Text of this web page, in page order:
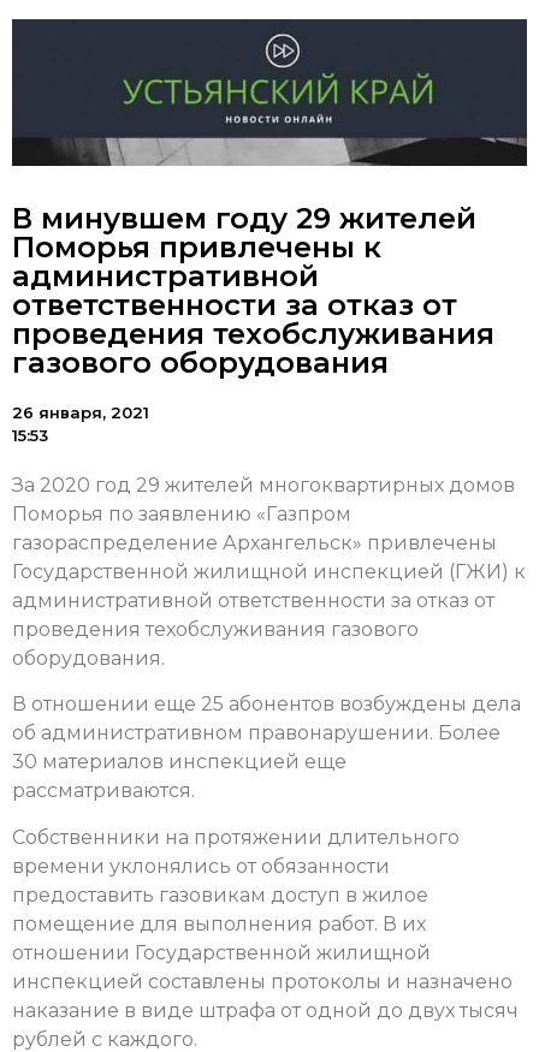
В минувшем году 29 жителей
Поморья привлечены к
административной
ответственности за отказ от
проведения техобслуживания
газового оборудования
26 января, 2021
15:53
За 2020 год 29 жителей многоквартирных домов
Поморья по заявлению «Газпром
газораспределение Архангельск» привлечены
Государственной жилищной инспекцией (ГЖИ) к
административной ответственности за отказ от
проведения техобслуживания газового
оборудования.
В отношении еще 25 абонентов возбуждены дела
об административном правонарушении. Более
30 материалов инспекцией еще
рассматриваются.
Собственники на протяжении длительного
времени уклонялись от обязанности
предоставить газовикам доступ в жилое
помещение для выполнения работ. В их
отношении Государственной жилищной
инспекцией составлены протоколы и назначено
наказание в виде штрафа от одной до двух тысяч
рублей с каждого.